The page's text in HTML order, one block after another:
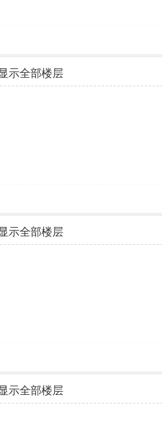
示全部楼层
示全部楼层
示全部楼层